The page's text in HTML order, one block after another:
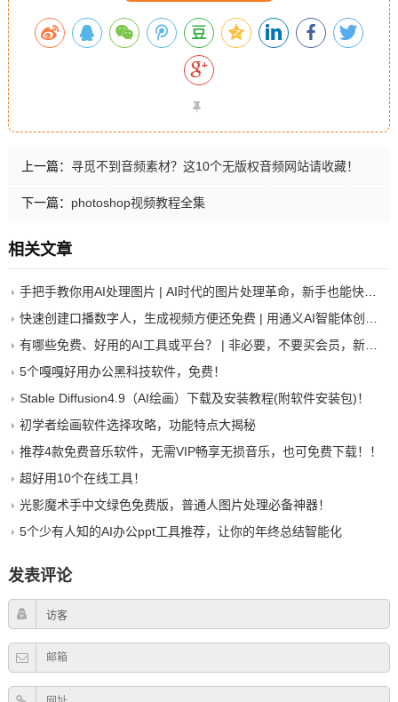
上一篇： 寻觅不到音频素材？这10个无版权音频网站请收藏！
下一篇： photoshop视频教程全集
相关文章
手把手教你用AI处理图片 | AI时代的图片处理革命，新手也能快速出美图
快速创建口播数字人，生成视频方便还免费 | 用通义AI智能体创建数字人手把手教程
有哪些免费、好用的AI工具或平台？ | 非必要，不要买会员，新手尤其如此
5个嘎嘎好用办公黑科技软件，免费！
Stable Diffusion4.9（AI绘画）下载及安装教程(附软件安装包)！
初学者绘画软件选择攻略，功能特点大揭秘
推荐4款免费音乐软件，无需VIP畅享无损音乐，也可免费下载！！
超好用10个在线工具！
光影魔术手中文绿色免费版，普通人图片处理必备神器！
5个少有人知的AI办公ppt工具推荐，让你的年终总结智能化
发表评论